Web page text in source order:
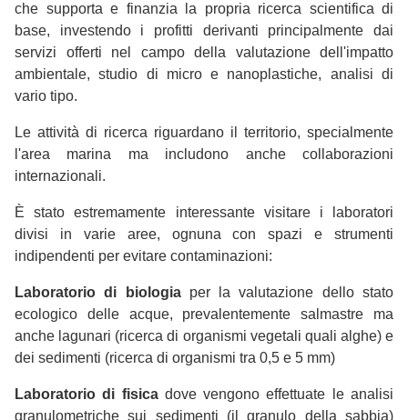
che supporta e finanzia la propria ricerca scientifica di
base, investendo i profitti derivanti principalmente dai
servizi offerti nel campo della valutazione dell'impatto
ambientale, studio di micro e nanoplastiche, analisi di
vario tipo.
Le attività di ricerca riguardano il territorio, specialmente
l'area marina ma includono anche collaborazioni
internazionali.
È stato estremamente interessante visitare i laboratori
divisi in varie aree, ognuna con spazi e strumenti
indipendenti per evitare contaminazioni:
Laboratorio di biologiaper la valutazione dello stato
ecologico delle acque, prevalentemente salmastre ma
anche lagunari (ricerca di organismi vegetali quali alghe) e
dei sedimenti (ricerca di organismi tra 0,5 e 5 mm)
Laboratorio di fisicadove vengono effettuate le analisi
granulometriche sui sedimenti (il granulo della sabbia)